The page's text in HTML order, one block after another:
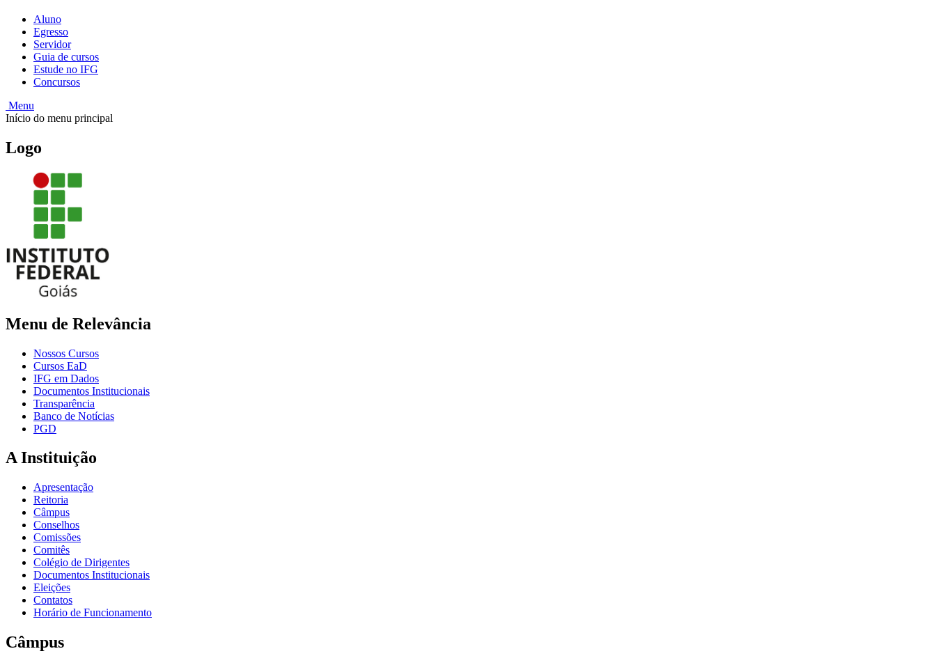
Aluno
Egresso
Servidor
Guia de cursos
Estude no IFG
Concursos
Menu
Início do menu principal
Logo
Menu de Relevância
Nossos Cursos
Cursos EaD
IFG em Dados
Documentos Institucionais
Transparência
Banco de Notícias
PGD
A Instituição
Apresentação
Reitoria
Câmpus
Conselhos
Comissões
Comitês
Colégio de Dirigentes
Documentos Institucionais
Eleições
Contatos
Horário de Funcionamento
Câmpus